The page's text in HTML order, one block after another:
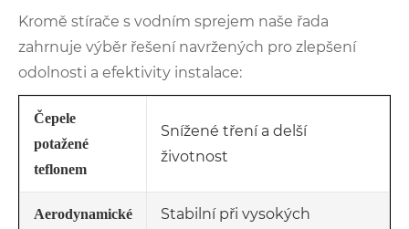
Kromě stírače s vodním sprejem naše řada
zahrnuje výběr řešení navržených pro zlepšení
odolnosti a efektivity instalace:
Čepele
potažené
teflonem
Snížené tření a delší
životnost
Aerodynamické
Stabilní při vysokých